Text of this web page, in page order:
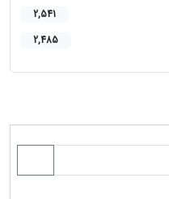
2,541
2,485